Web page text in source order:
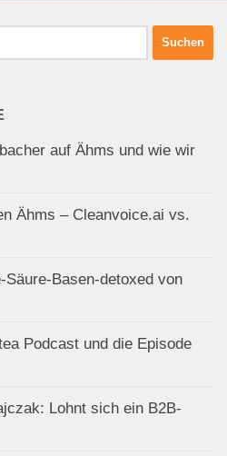
auf Ähms und wie wir
Ähms – Cleanvoice.ai vs.
Basen-detoxed von
Podcast und die Episode
Lohnt sich ein B2B-